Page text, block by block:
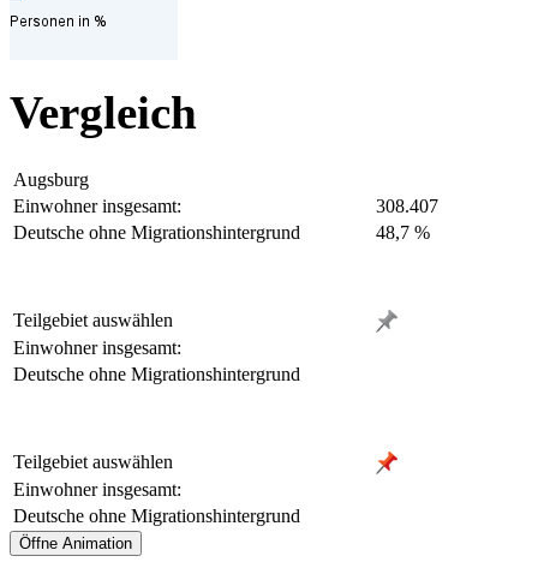
Vergleich
Augsburg
Einwohner insgesamt:
308.407
Deutsche ohne Migrationshintergrund
48,7 %
Teilgebiet auswählen
Einwohner insgesamt:
Deutsche ohne Migrationshintergrund
Teilgebiet auswählen
Einwohner insgesamt:
Deutsche ohne Migrationshintergrund